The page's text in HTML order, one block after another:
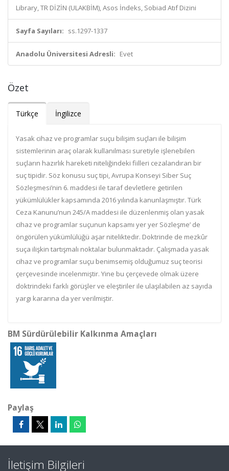
Library, TR DİZİN (ULAKBİM), Asos İndeks, Sobiad Atıf Dizini
Sayfa Sayıları: ss.1297-1337
Anadolu Üniversitesi Adresli: Evet
Özet
Türkçe İngilizce
Yasak cihaz ve programlar suçu bilişim suçları ile bilişim
sistemlerinin araç olarak kullanılması suretiyle işlenebilen
suçların hazırlık hareketi niteliğindeki fiilleri cezalandıran bir
suç tipidir. Söz konusu suç tipi, Avrupa Konseyi Siber Suç
Sözleşmesi’nin 6. maddesi ile taraf devletlere getirilen
yükümlülükler kapsamında 2016 yılında kanunlaşmıştır. Türk
Ceza Kanunu’nun 245/A maddesi ile düzenlenmiş olan yasak
cihaz ve programlar suçunun kapsamı yer yer Sözleşme’ de
öngörülen yükümlülüğü aşar niteliktedir. Doktrinde de mezkûr
suça ilişkin tartışmalı noktalar bulunmaktadır. Çalışmada yasak
cihaz ve programlar suçu benimsemiş olduğumuz suç teorisi
çerçevesinde incelenmiştir. Yine bu çerçevede olmak üzere
doktrindeki farklı görüşler ve eleştiriler ile ulaşılabilen az sayıda
yargı kararına da yer verilmiştir.
BM Sürdürülebilir Kalkınma Amaçları
Paylaş
İletişim Bilgileri